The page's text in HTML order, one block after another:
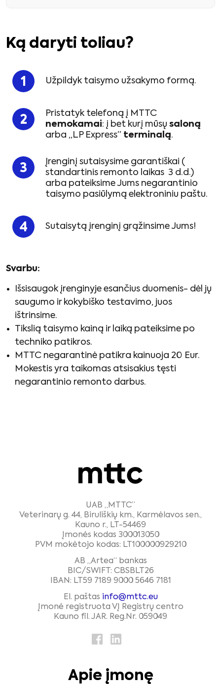
Ką daryti toliau?
Užpildyk taisymo užsakymo formą.
Pristatyk telefoną į MTTC
nemokamai: į bet kurį mūsų saloną
arba „LP Express” terminalą.
Įrenginį sutaisysime garantiškai (
standartinis remonto laikas 3 d.d.)
arba pateiksime Jums negarantinio
taisymo pasiūlymą elektroniniu paštu.
Sutaisytą įrenginį grąžinsime Jums!
Svarbu:
Išsisaugok įrenginyje esančius duomenis- dėl jų
saugumo ir kokybiško testavimo, juos
ištrinsime.
Tikslią taisymo kainą ir laiką pateiksime po
techniko patikros.
MTTC negarantinė patikra kainuoja 20 Eur.
Mokestis yra taikomas atsisakius tęsti
negarantinio remonto darbus.
UAB „MTTC”
Veterinarų g. 44, Biruliškių km., Karmėlavos sen.,
Kauno r., LT-54469
Įmonės kodas 300013050
PVM mokėtojo kodas: LT100000929210
AB „Artea“ bankas
BIC/SWIFT: CBSBLT26
IBAN: LT59 7189 9000 5646 7181
El. paštas info@mttc.eu
Įmonė registruota VĮ Registrų centro
Kauno fil. JAR. Reg.Nr. 059049
Apie įmonę